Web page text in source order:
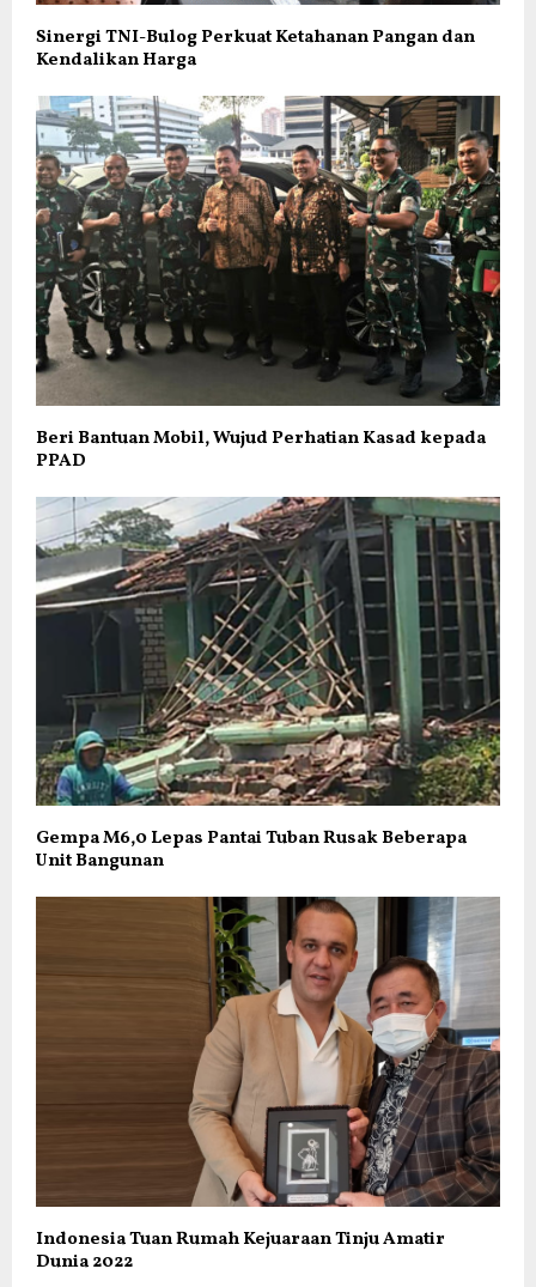
Sinergi TNI-Bulog Perkuat Ketahanan Pangan dan
Kendalikan Harga
Beri Bantuan Mobil, Wujud Perhatian Kasad kepada
PPAD
Gempa M6,0 Lepas Pantai Tuban Rusak Beberapa
Unit Bangunan
Indonesia Tuan Rumah Kejuaraan Tinju Amatir
Dunia 2022